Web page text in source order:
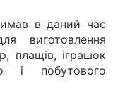
в даний час
виготовлення
плащів, іграшок
і побутового